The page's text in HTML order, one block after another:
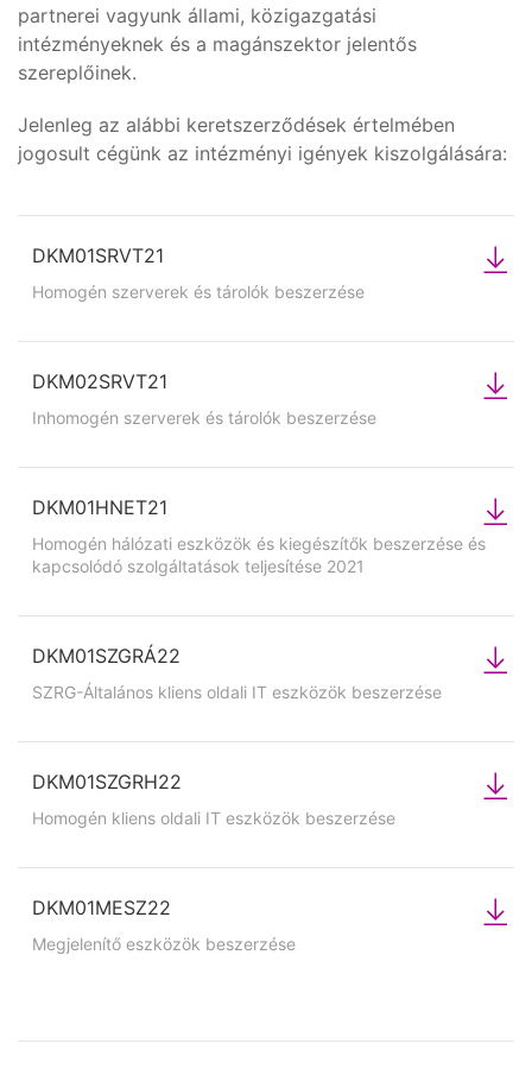
partnerei vagyunk állami, közigazgatási
intézményeknek és a magánszektor jelentős
szereplőinek.
Jelenleg az alábbi keretszerződések értelmében
jogosult cégünk az intézményi igények kiszolgálására:
DKM01SRVT21
Homogén szerverek és tárolók beszerzése
DKM02SRVT21
Inhomogén szerverek és tárolók beszerzése
DKM01HNET21
Homogén hálózati eszközök és kiegészítők beszerzése és
kapcsolódó szolgáltatások teljesítése 2021
DKM01SZGRÁ22
SZRG-Általános kliens oldali IT eszközök beszerzése
DKM01SZGRH22
Homogén kliens oldali IT eszközök beszerzése
DKM01MESZ22
Megjelenítő eszközök beszerzése